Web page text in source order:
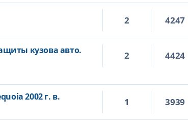
2 4247
кузова авто.
2 4424
2002 г. в. 1 3939